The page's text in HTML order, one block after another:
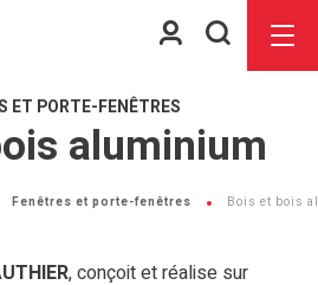
Espace
Menu
ET PORTE-FENÊTRES
aluminium
Fenêtres et porte-fenêtres Bois et bois
, conçoit et réalise sur